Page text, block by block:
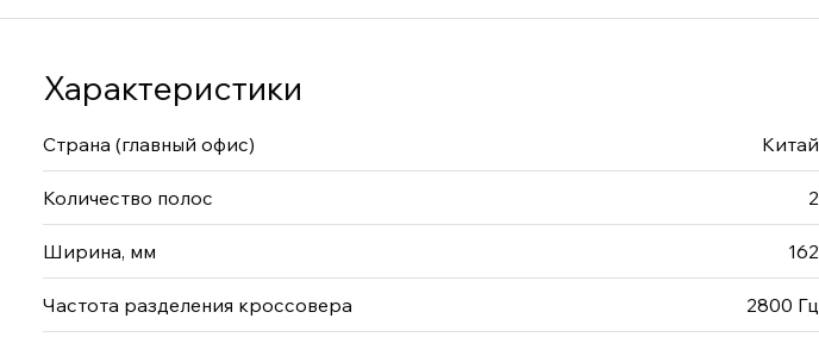
Характеристики
Страна (главный офис) Китай
Количество полос 2
Ширина, мм 162
Частота разделения кроссовера 2800 Гц